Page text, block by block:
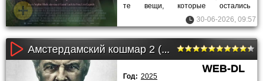
те вещи, которые остались
недосказанными между ними. Рядом
с
30-06-2026, 09:57
Амстердамский кошмар 2 (2025)
WEB-DL
Год: 2025